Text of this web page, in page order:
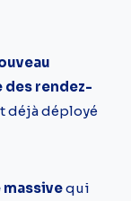
des rendez-
déjà déployé
qui